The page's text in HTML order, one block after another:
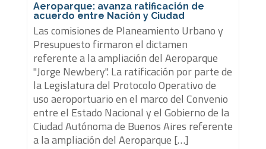
Aeroparque: avanza ratificación de
acuerdo entre Nación y Ciudad
Las comisiones de Planeamiento Urbano y
Presupuesto firmaron el dictamen
referente a la ampliación del Aeroparque
"Jorge Newbery". La ratificación por parte de
la Legislatura del Protocolo Operativo de
uso aeroportuario en el marco del Convenio
entre el Estado Nacional y el Gobierno de la
Ciudad Autónoma de Buenos Aires referente
a la ampliación del Aeroparque […]